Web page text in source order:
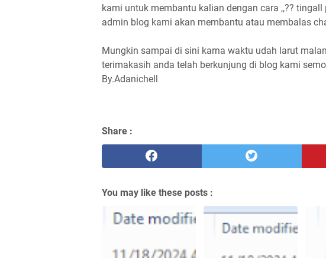
kami untuk membantu kalian dengan cara ,,??
admin blog kami akan membantu atau membalas
Mungkin sampai di sini karna waktu udah larut
terimakasih anda telah berkunjung di blog kami
By.Adanichell
Share :
You may like these posts :